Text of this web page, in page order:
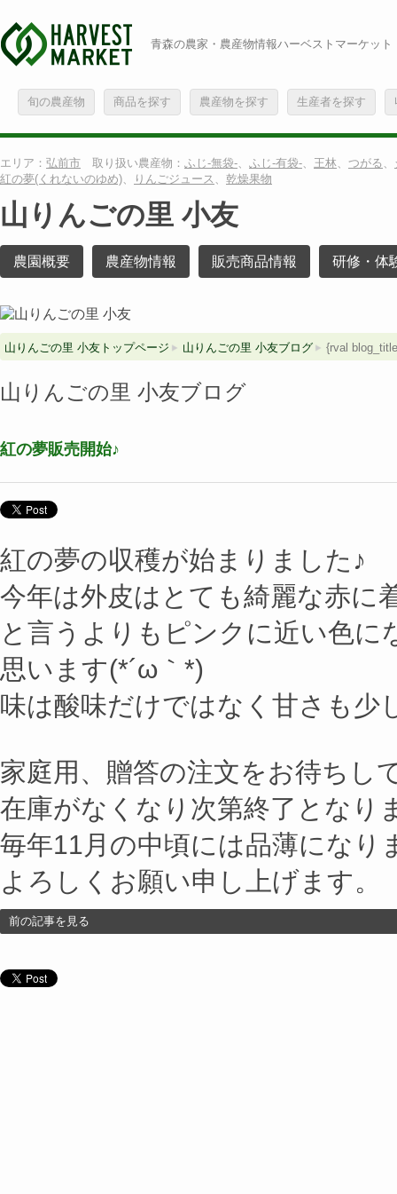
青森の農家・農産物情報ハーベストマーケット
旬の農産物 商品を探す 農産物を探す 生産者を探す
エリア： 弘前市 取り扱い農産物： ふじ-無袋-、 ふじ-有袋-、 王林、 つがる、
紅の夢(くれないのゆめ)、 りんごジュース 、 乾燥果物
山りんごの里 小友
農園概要 農産物情報 販売商品情報 研修・体
山りんごの里 小友トップページ 山りんごの里 小友ブログ {rval
山りんごの里 小友ブログ
紅の夢販売開始♪
紅の夢の収穫が始まりました♪
今年は外皮はとても綺麗な赤に
と言うよりもピンクに近い色に
思います(*´ω｀*)
味は酸味だけではなく甘さも少
家庭用、贈答の注文をお待ちし
在庫がなくなり次第終了となり
毎年11月の中頃には品薄になり
よろしくお願い申し上げます。
前の記事を見る